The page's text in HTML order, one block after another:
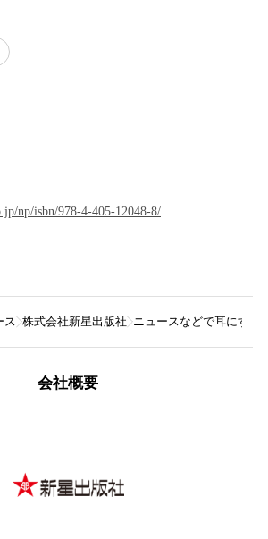
np/isbn/978-4-405-12048-8/
ス 株式会社新星出版社 ニュースなどで耳にする
会社概要